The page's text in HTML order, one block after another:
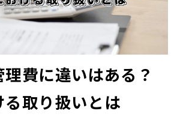
費に違いはある？
取り扱いとは